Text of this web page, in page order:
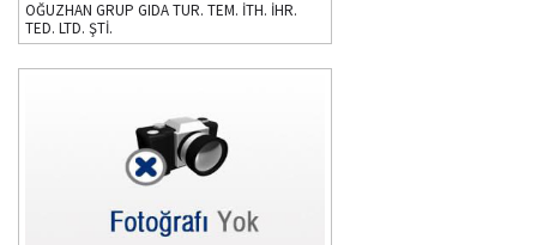
OĞUZHAN GRUP GIDA TUR. TEM. İTH. İHR.
TED. LTD. ŞTİ.